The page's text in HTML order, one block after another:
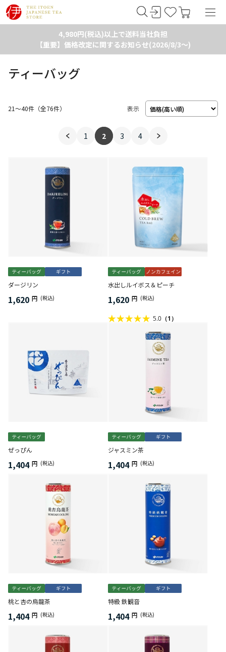
4,980円(税込)以上で送料当社負担
【重要】価格改定に関するお知らせ(2026/8/3～)
ティーバッグ
表示
21～40件 （ 76件）
1 2 3 4
ダージリン
1,620 円 (税込)
水出しルイボス＆ピーチ
1,620 円 (税込)
5.0 （1）
ぜっぴん
1,404 円 (税込)
ジャスミン茶
1,404 円 (税込)
桃と杏の烏龍茶
1,404 円 (税込)
特級 鉄観音
1,404 円 (税込)